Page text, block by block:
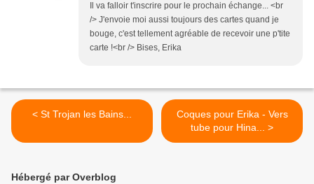
Il va falloir t'inscrire pour le prochain échange... <br
/> J'envoie moi aussi toujours des cartes quand je
bouge, c'est tellement agréable de recevoir une p'tite
carte !<br /> Bises, Erika
< St Trojan les Bains...
Coques pour Erika - Vers
tube pour Hina... >
Hébergé par Overblog